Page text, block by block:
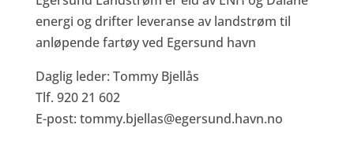
energi og drifter leveranse av landstrøm til
anløpende fartøy ved Egersund havn
Daglig leder: Tommy Bjellås
Tlf. 920 21 602
E-post: tommy.bjellas@egersund.havn.no